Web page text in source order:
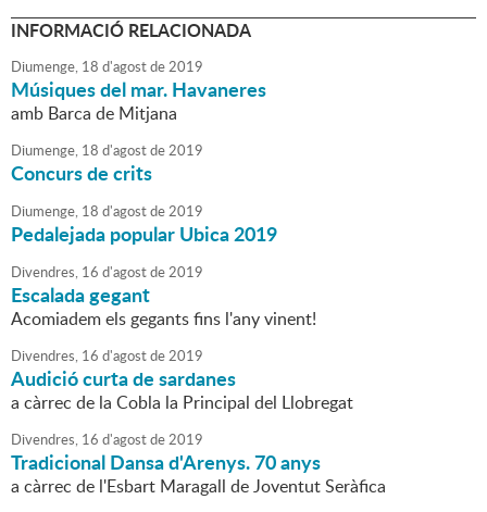
INFORMACIÓ RELACIONADA
Diumenge, 18 d'agostde2019
Músiques del mar. Havaneres
amb Barca de Mitjana
Diumenge, 18 d'agostde2019
Concurs de crits
Diumenge, 18 d'agostde2019
Pedalejada popular Ubica 2019
Divendres, 16 d'agostde2019
Escalada gegant
Acomiadem els gegants fins l'any vinent!
Divendres, 16 d'agostde2019
Audició curta de sardanes
a càrrec de la Cobla la Principal del Llobregat
Divendres, 16 d'agostde2019
Tradicional Dansa d'Arenys. 70 anys
a càrrec de l'Esbart Maragall de Joventut Seràfica